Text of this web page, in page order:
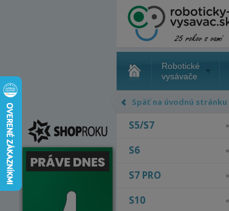
Robotické
vysávače
Späť na úvodnú stránku
S5/S7
S6
S7 PRO
S10